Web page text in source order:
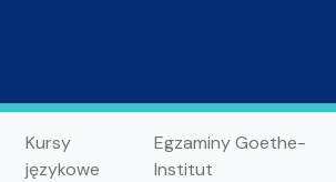
Kursy
językowe
Egzaminy Goethe-
Institut